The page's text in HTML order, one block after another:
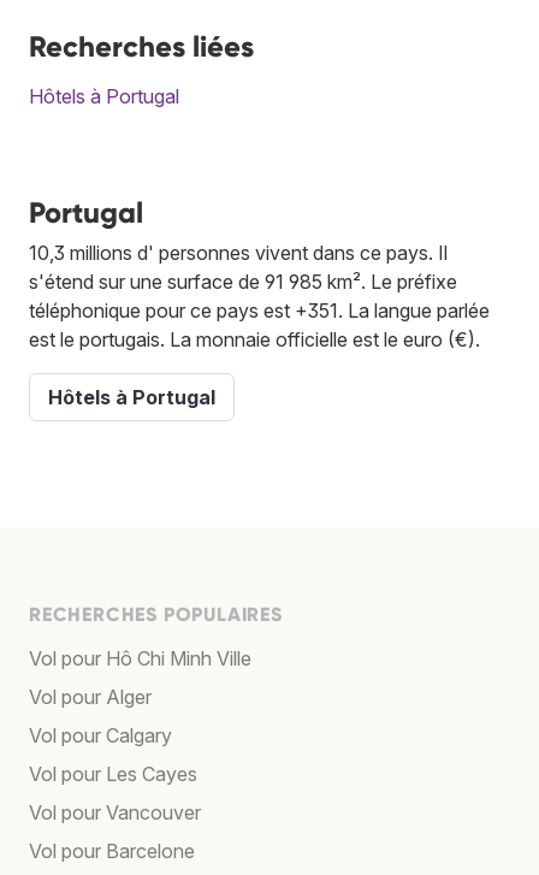
Recherches liées
Hôtels à Portugal
Portugal
10,3 millions d' personnes vivent dans ce pays. Il
s'étend sur une surface de 91 985 km². Le préfixe
téléphonique pour ce pays est +351. La langue parlée
est le portugais. La monnaie officielle est le euro (€).
Hôtels à Portugal
RECHERCHES POPULAIRES
Vol pour Hô Chi Minh Ville
Vol pour Alger
Vol pour Calgary
Vol pour Les Cayes
Vol pour Vancouver
Vol pour Barcelone